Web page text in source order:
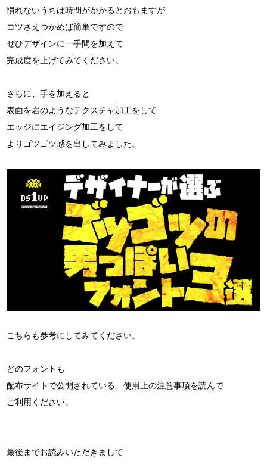
慣れないうちは時間がかかるとおもますが
コツさえつかめば簡単ですので
ぜひデザインに一手間を加えて
完成度を上げてみてください。
さらに、手を加えると
表面を岩のようなテクスチャ加工をして
エッジにエイジング加工をして
よりゴツゴツ感を出してみました。
こちらも参考にしてみてください。
どのフォントも
配布サイトで公開されている、使用上の注意事項を読んで
ご利用ください。
最後までお読みいただきまして